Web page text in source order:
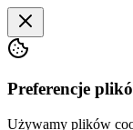
Preferencje
Używamy plików